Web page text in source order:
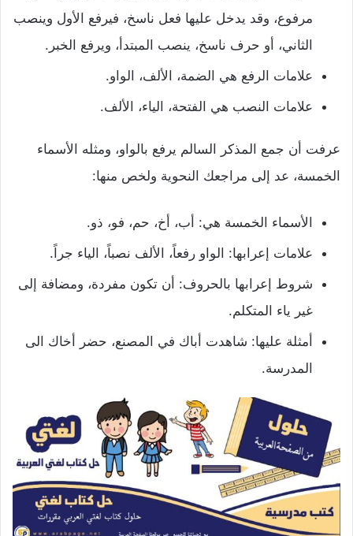
مرفوع، وقد يدخل عليها فعل ناسخ، فيرفع الأول وينصب
الثاني، أو حرف ناسخ، ينصب المبتدأ، ويرفع الخبر.
علامات الرفع هي الضمة، الألف، الواو.
علامات النصب هي الفتحة، الياء، الألف.
عرفت أن جمع المذكر السالم يرفع بالواو، ومثله الأسماء
الخمسة، عد إلى مراجعك النحوية ولخص منها:
الأسماء الخمسة هي: أب، أخ، حم، فو، ذو.
علامات إعرابها: الواو رفعاً، الألف نصباً، الياء جراً.
شروط إعرابها بالحروف: أن تكون مفردة، ومضافة إلى
غير ياء المتكلم.
أمثلة عليها: شاهدت أباك في المصنع، حضر أخاك الى
المدرسة.